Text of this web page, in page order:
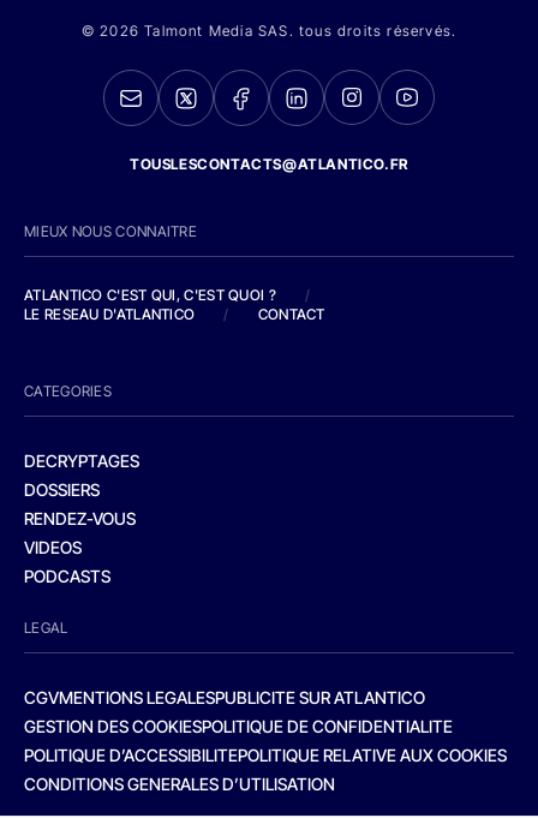
© 2026 Talmont Media SAS. tous droits réservés.
TOUSLESCONTACTS@ATLANTICO.FR
MIEUX NOUS CONNAITRE
ATLANTICO C'EST QUI, C'EST QUOI ?
/
LE RESEAU D'ATLANTICO
/ CONTACT
CATEGORIES
DECRYPTAGES
DOSSIERS
RENDEZ-VOUS
VIDEOS
PODCASTS
LEGAL
CGVMENTIONS LEGALESPUBLICITE SUR ATLANTICO
GESTION DES COOKIESPOLITIQUE DE CONFIDENTIALITE
POLITIQUE D’ACCESSIBILITEPOLITIQUE RELATIVE AUX COOKIES
CONDITIONS GENERALES D’UTILISATION